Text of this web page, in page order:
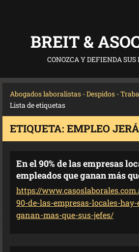
BREIT &
CONOZCA Y DEFIENDA SUS
Abogados laboralistas - Despidos -
Lista de etiquetas
ETIQUETA: EMPLEO
En el 90% de las empresas
empleados que ganan más
https://
90-de-las-empresas-locales-
ganan-mas-que-sus-jefes/